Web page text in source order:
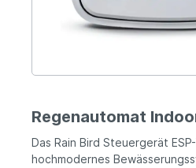
Regenautomat
Das Rain Bird Steuergerät
hochmodernes